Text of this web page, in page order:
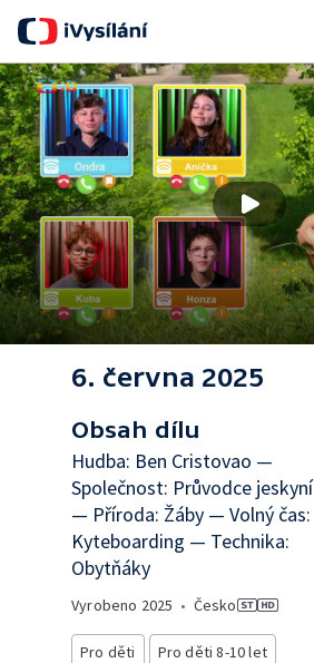
6. června 2025
Obsah dílu
Hudba: Ben Cristovao —
Společnost: Průvodce jeskyní
— Příroda: Žáby — Volný čas:
Kyteboarding — Technika:
Obytňáky
Vyrobeno 2025 • Česko
Pro děti
Pro děti 8-10 let